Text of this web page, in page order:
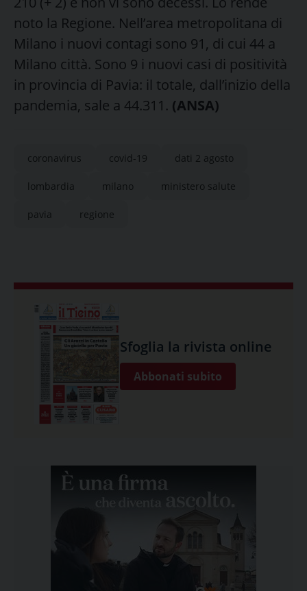
noto la Regione. Nell’area metropolitana di
Milano i nuovi contagi sono 91, di cui 44 a
Milano città. Sono 9 i nuovi casi di positività
in provincia di Pavia: il totale, dall’inizio della
pandemia, sale a 44.311. (ANSA)
coronavirus covid-19 dati 2 agosto
lombardia milano ministero salute
pavia regione
Sfoglia la rivista online
Abbonati subito